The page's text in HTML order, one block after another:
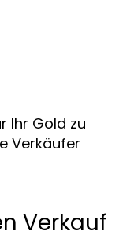
Ihr Gold zu
Verkäufer
Verkauf